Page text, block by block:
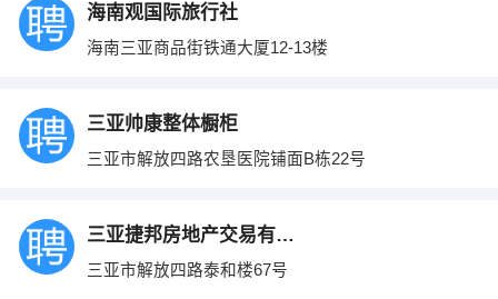
海南观国际旅行社
海南三亚商品街铁通大厦12-13楼
三亚帅康整体橱柜
三亚市解放四路农垦医院铺面B栋22号
三亚捷邦房地产交易有限公司
三亚市解放四路泰和楼67号